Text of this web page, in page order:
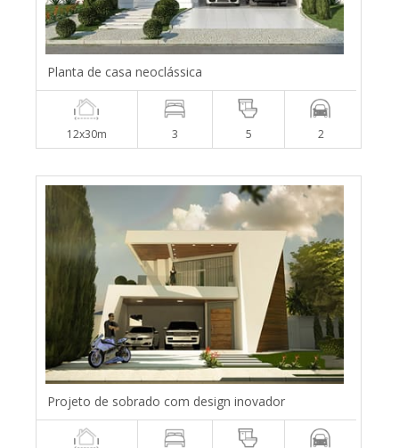
Planta de casa neoclássica
12x30m 3 5 2
Projeto de sobrado com design inovador